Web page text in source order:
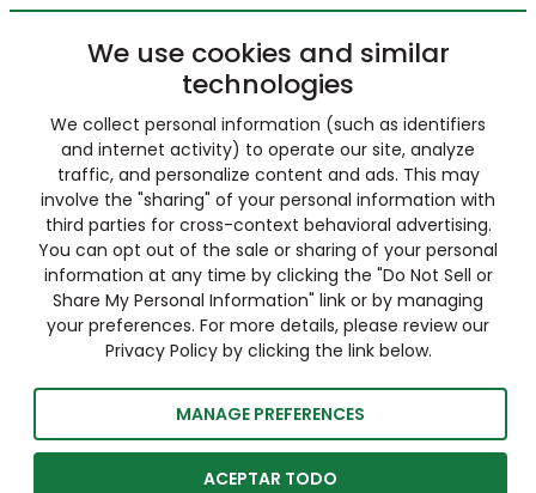
We use cookies and similar
technologies
We collect personal information (such as identifiers
and internet activity) to operate our site, analyze
traffic, and personalize content and ads. This may
involve the "sharing" of your personal information with
third parties for cross-context behavioral advertising.
You can opt out of the sale or sharing of your personal
information at any time by clicking the "Do Not Sell or
Share My Personal Information" link or by managing
your preferences. For more details, please review our
Privacy Policy by clicking the link below.
MANAGE PREFERENCES
ACEPTAR TODO